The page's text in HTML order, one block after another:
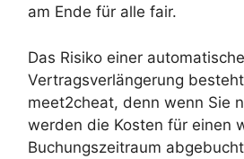
am Ende für alle fair.
Das Risiko einer
Vertragsverlängerung
meet2cheat, denn wenn Sie
werden die Kosten für einen
Buchungszeitraum